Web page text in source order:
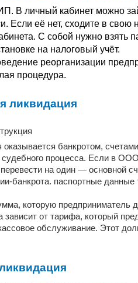
В личный кабинет можно
Если её нет, сходите в
С собой нужно взять
на налоговый учёт.
реорганизации
процедура.
ликвидация
оказывается банкротом,
судебного процесса. Если в
на один — основной
банкрота. паспортные данные
которую предприниматель
зависит от тарифа, который
обслуживание. Этот